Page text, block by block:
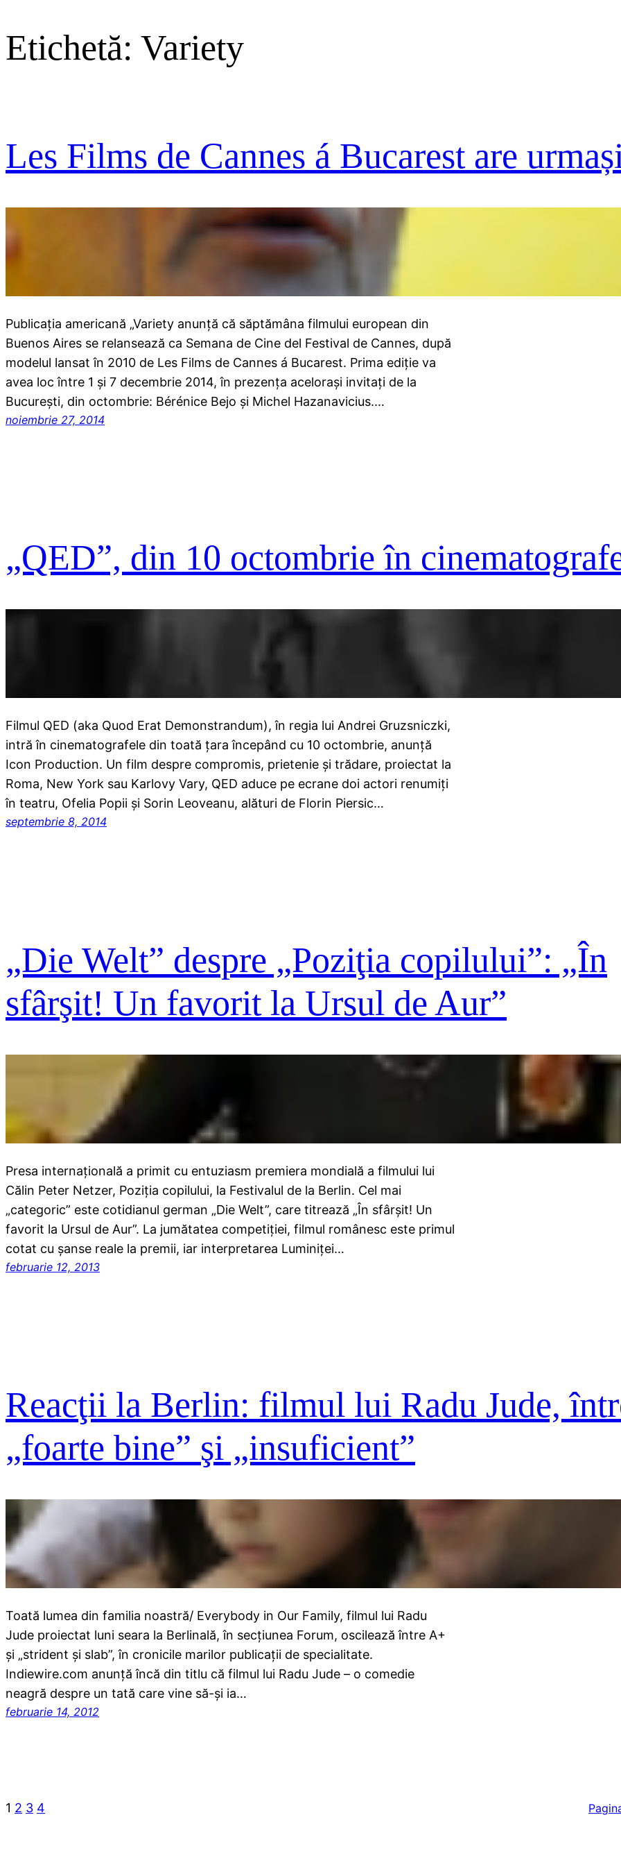
Etichetă: Variety
Les Films de Cannes á Bucarest are
Publicația americană „Variety anunță că săptămâna filmului european din
Buenos Aires se relansează ca Semana de Cine del Festival de Cannes, după
modelul lansat în 2010 de Les Films de Cannes á Bucarest. Prima ediție va
avea loc între 1 și 7 decembrie 2014, în prezența acelorași invitați de la
București, din octombrie: Bérénice Bejo și Michel Hazanavicius.…
noiembrie 27, 2014
„QED”, din 10 octombrie în
Filmul QED (aka Quod Erat Demonstrandum), în regia lui Andrei Gruzsniczki,
intră în cinematografele din toată țara începând cu 10 octombrie, anunță
Icon Production. Un film despre compromis, prietenie și trădare, proiectat la
Roma, New York sau Karlovy Vary, QED aduce pe ecrane doi actori renumiți
în teatru, Ofelia Popii și Sorin Leoveanu, alături de Florin Piersic…
septembrie 8, 2014
„Die Welt” despre „Poziţia copilului”: „În
sfârşit! Un favorit la Ursul de Aur”
Presa internaţională a primit cu entuziasm premiera mondială a filmului lui
Călin Peter Netzer, Poziţia copilului, la Festivalul de la Berlin. Cel mai
„categoric” este cotidianul german „Die Welt”, care titrează „În sfârşit! Un
favorit la Ursul de Aur”. La jumătatea competiţiei, filmul românesc este primul
cotat cu şanse reale la premii, iar interpretarea Luminiţei…
februarie 12, 2013
Reacţii la Berlin: filmul lui Radu Jude,
„foarte bine” şi „insuficient”
Toată lumea din familia noastră/ Everybody in Our Family, filmul lui Radu
Jude proiectat luni seara la Berlinală, în secţiunea Forum, oscilează între A+
şi „strident şi slab”, în cronicile marilor publicaţii de specialitate.
Indiewire.com anunţă încă din titlu că filmul lui Radu Jude – o comedie
neagră despre un tată care vine să-şi ia…
februarie 14, 2012
1 2 3 4